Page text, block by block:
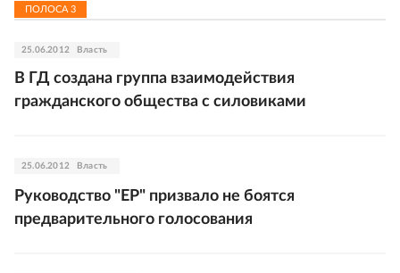
ПОЛОСА 3
25.06.2012 Власть
В ГД создана группа взаимодействия
гражданского общества с силовиками
25.06.2012 Власть
Руководство "ЕР" призвало не боятся
предварительного голосования